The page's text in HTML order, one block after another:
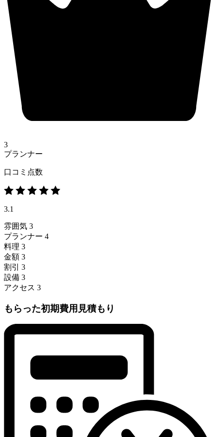
3
プランナー
口コミ点数
3.1
雰囲気 3
プランナー 4
料理 3
金額 3
割引
3
設備 3
アクセス 3
もらった初期費用見積もり